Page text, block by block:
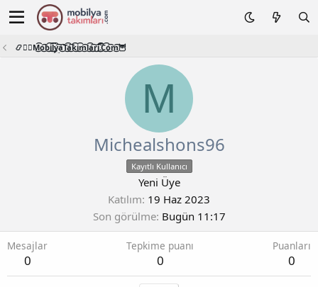
📿🧙‍♂️M͜͡o͜͡b͜͡i͜͡l͜͡y͜͡a͜͡T͜͡a͜͡k͜͡i͜͡m͜͡l͜͡a͜͡r͜͡i͜͡.͜͡C͜͡o͜͡m͜͡🦉
M
Michealshons96
Kayıtlı Kullanıcı
Yeni Üye
Katılım 19 Haz 2023
Son görülme Bugün 11:17
Mesajlar
0
Tepkime puanı
0
Puanları
0